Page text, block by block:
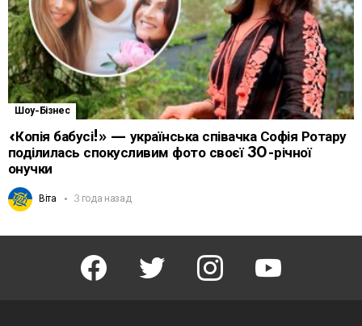
Шоу-Бізнес
«Копія бабусі!» — українська співачка Софія Ротару
поділилась спокусливим фото своєї 30-річної
онучки
Віта 3 года назад
facebook twitter instagram youtube